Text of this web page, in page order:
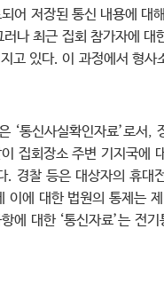
어 저장된 통신 내용에 대
나 최근 집회 참가자에 대
고 있다. 이 과정에서 형사
통신사실확인자료’로서,
집회장소 주변 기지국에
. 경찰 등은 대상자의 휴대
에 대한 법원의 통제는
대한 ‘통신자료’는 전